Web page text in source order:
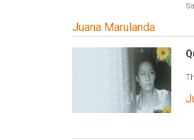
Juana Marulanda